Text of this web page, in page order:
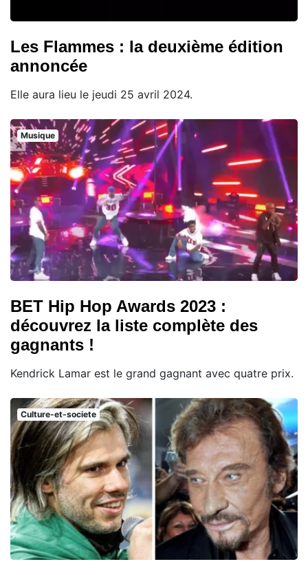
Les Flammes : la deuxième édition
annoncée
Elle aura lieu le jeudi 25 avril 2024.
Musique
BET Hip Hop Awards 2023 :
découvrez la liste complète des
gagnants !
Kendrick Lamar est le grand gagnant avec quatre prix.
Culture-et-societe